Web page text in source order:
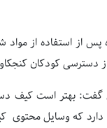
استفاده از مواد
دسترسی كودكان
گفت: بهتر است
که وسایل محتوی